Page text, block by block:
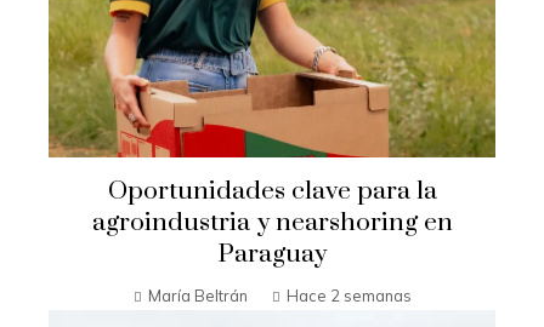
Oportunidades clave para la
agroindustria y nearshoring en
Paraguay
María Beltrán Hace 2 semanas